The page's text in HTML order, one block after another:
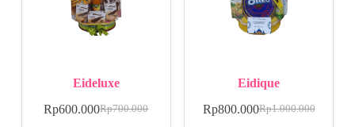
Eideluxe
Rp700.000
Rp600.000
Eidique
Rp1.000.000
Rp800.000